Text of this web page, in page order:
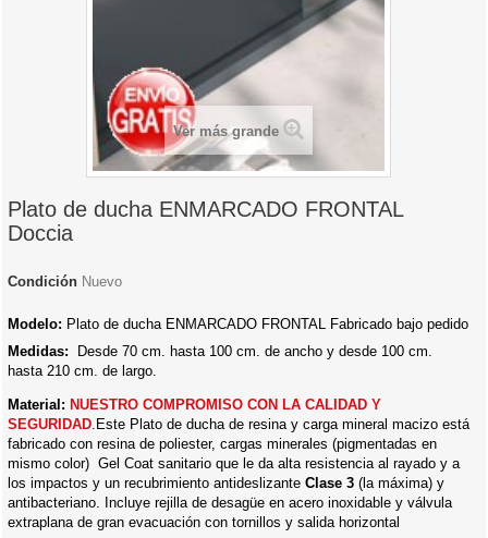
Ver más grande
Plato de ducha ENMARCADO FRONTAL
Doccia
Condición Nuevo
Modelo: Plato de ducha ENMARCADO FRONTAL Fabricado bajo pedido
Medidas: Desde 70 cm. hasta 100 cm. de ancho y desde 100 cm.
hasta 210 cm. de largo.
Material: NUESTRO COMPROMISO CON LA CALIDAD Y
SEGURIDAD.Este Plato de ducha de resina y carga mineral macizo está
fabricado con resina de poliester, cargas minerales (pigmentadas en
mismo color) Gel Coat sanitario que le da alta resistencia al rayado y a
los impactos y un recubrimiento antideslizante Clase 3 (la máxima) y
antibacteriano. Incluye rejilla de desagüe en acero inoxidable y válvula
extraplana de gran evacuación con tornillos y salida horizontal